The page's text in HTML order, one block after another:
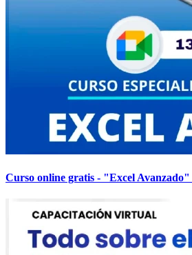
Curso online gratis - "Excel